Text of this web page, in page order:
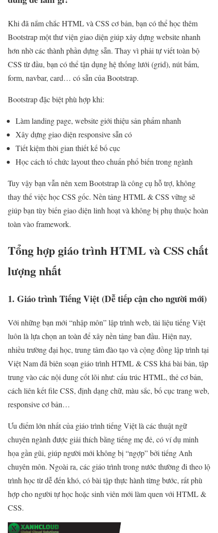
Khi đã nắm chắc HTML và CSS cơ bản, bạn có thể học thêm
Bootstrap một thư viện giao diện giúp xây dựng website nhanh
hơn nhờ các thành phần dựng sẵn. Thay vì phải tự viết toàn bộ
CSS từ đầu, bạn có thể tận dụng hệ thống lưới (grid), nút bấm,
form, navbar, card… có sẵn của Bootstrap.
Bootstrap đặc biệt phù hợp khi:
Làm landing page, website giới thiệu sản phẩm nhanh
Xây dựng giao diện responsive sẵn có
Tiết kiệm thời gian thiết kế bố cục
Học cách tổ chức layout theo chuẩn phổ biến trong ngành
Tuy vậy bạn vẫn nên xem Bootstrap là công cụ hỗ trợ, không
thay thế việc học CSS gốc. Nền tảng HTML & CSS vững sẽ
giúp bạn tùy biến giao diện linh hoạt và không bị phụ thuộc hoàn
toàn vào framework.
Tổng hợp giáo trình HTML và CSS chất
lượng nhất
1. Giáo trình Tiếng Việt (Dễ tiếp cận cho người mới)
Với những bạn mới “nhập môn” lập trình web, tài liệu tiếng Việt
luôn là lựa chọn an toàn để xây nền tảng ban đầu. Hiện nay,
nhiều trường đại học, trung tâm đào tạo và cộng đồng lập trình tại
Việt Nam đã biên soạn giáo trình HTML & CSS khá bài bản, tập
trung vào các nội dung cốt lõi như: cấu trúc HTML, thẻ cơ bản,
cách liên kết file CSS, định dạng chữ, màu sắc, bố cục trang web,
responsive cơ bản…
Ưu điểm lớn nhất của giáo trình tiếng Việt là các thuật ngữ
chuyên ngành được giải thích bằng tiếng mẹ đẻ, có ví dụ minh
họa gần gũi, giúp người mới không bị “ngợp” bởi tiếng Anh
chuyên môn. Ngoài ra, các giáo trình trong nước thường đi theo lộ
trình học từ dễ đến khó, có bài tập thực hành từng bước, rất phù
hợp cho người tự học hoặc sinh viên mới làm quen với HTML &
CSS.